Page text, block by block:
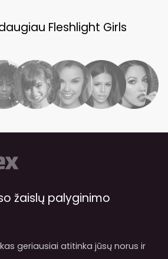
Fleshlight Girls
žaislų palyginimo
geriausiai atitinka jūsų norus ir